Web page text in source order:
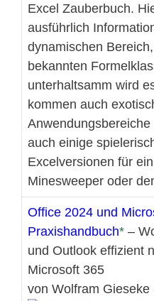
Excel Zauberbuch.
ausführlich
dynamischen
bekannten
unterhaltsamm wird
kommen auch
auch einige
Excelversionen für
Minesweeper oder
Office 2024 und
Praxishandbuch
–
und Outlook effizient
Microsoft 365
von Wolfram Gieseke